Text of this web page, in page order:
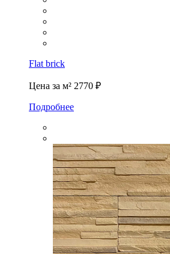
Flat brick
Цена за м² 2770 ₽
Подробнее